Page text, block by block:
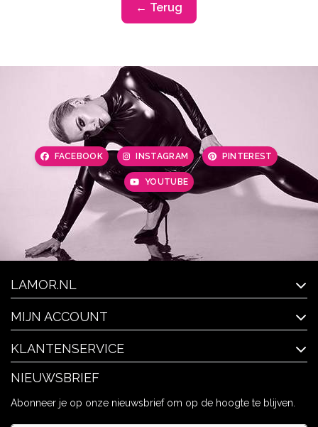
← Terug
FACEBOOK INSTAGRAM PINTEREST
YOUTUBE
LAMOR.NL
MIJN ACCOUNT
KLANTENSERVICE
NIEUWSBRIEF
Abonneer je op onze nieuwsbrief om op de hoogte te blijven.